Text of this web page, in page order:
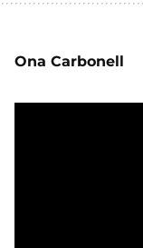
Ona Carbonell